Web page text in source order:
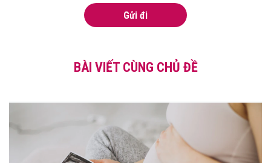
Gửi đi
BÀI VIẾT CÙNG CHỦ ĐỀ